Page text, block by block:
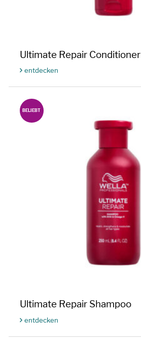
Ultimate Repair Conditioner
entdecken
BELIEBT
Ultimate Repair Shampoo
entdecken